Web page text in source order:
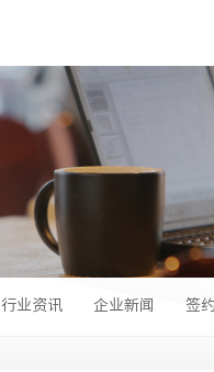
行业资讯 企业新闻 签